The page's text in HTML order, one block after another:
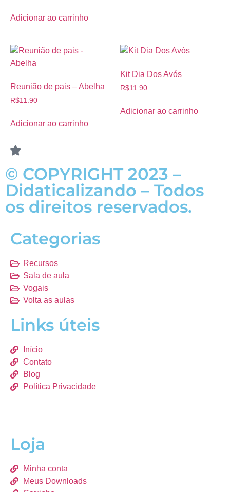
Adicionar ao carrinho
Reunião de pais – Abelha
R$11.90
Adicionar ao carrinho
Kit Dia Dos Avós
R$11.90
Adicionar ao carrinho
© COPYRIGHT 2023 –
Didaticalizando – Todos
os direitos reservados.
Categorias
Recursos
Sala de aula
Vogais
Volta as aulas
Links úteis
Início
Contato
Blog
Política Privacidade
Loja
Minha conta
Meus Downloads